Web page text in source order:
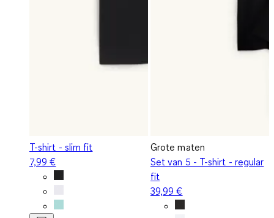
T-shirt - slim fit
7,99 €
Grote maten
Set van 5 - T-shirt - regular
fit
39,99 €